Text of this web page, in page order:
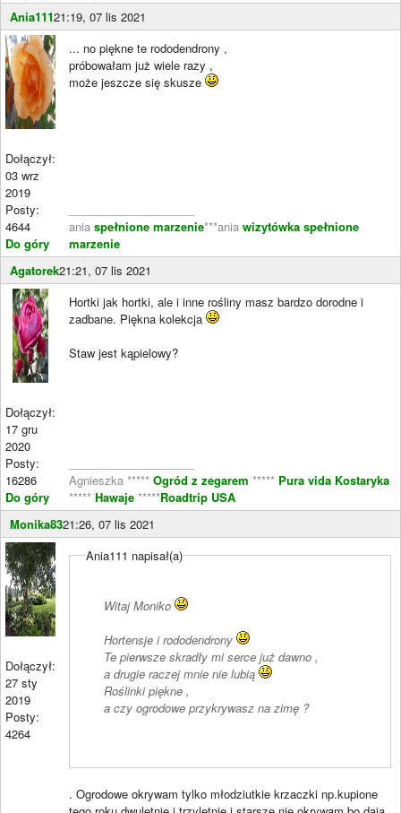
Ania11121:19, 07 lis 2021
Dołączył:
03 wrz
2019
Posty:
4644
Do góry
... no piękne te rododendrony ,
próbowałam już wiele razy ,
może jeszcze się skusze
ania spełnione marzenie***ania wizytówka spełnione
marzenie
Agatorek21:21, 07 lis 2021
Dołączył:
17 gru
2020
Posty:
16286
Do góry
Hortki jak hortki, ale i inne rośliny masz bardzo dorodne i
zadbane. Piękna kolekcja
Staw jest kąpielowy?
Agnieszka ***** Ogród z zegarem ***** Pura vida Kostaryka
***** Hawaje *****Roadtrip USA
Monika8321:26, 07 lis 2021
Dołączył:
27 sty
2019
Posty:
4264
Ania111 napisał(a)
Witaj Moniko
Hortensje i rododendrony
Te pierwsze skradły mi serce już dawno ,
a drugie raczej mnie nie lubią
Roślinki piękne ,
a czy ogrodowe przykrywasz na zimę ?
. Ogrodowe okrywam tylko młodziutkie krzaczki np.kupione